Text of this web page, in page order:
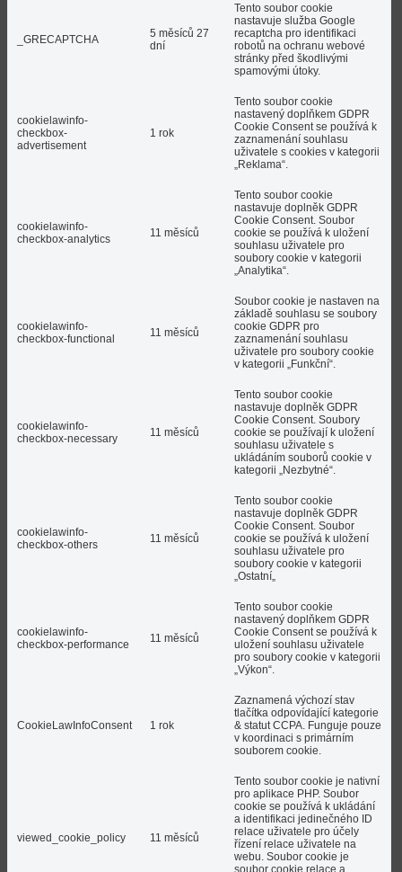
_GRECAPTCHA
5 měsíců 27
dní
Tento soubor cookie
nastavuje služba Google
recaptcha pro identifikaci
robotů na ochranu webové
stránky před škodlivými
spamovými útoky.
cookielawinfo-
checkbox-
advertisement
1 rok
Tento soubor cookie
nastavený doplňkem GDPR
Cookie Consent se používá k
zaznamenání souhlasu
uživatele s cookies v kategorii
„Reklama“.
cookielawinfo-
checkbox-analytics
11 měsíců
Tento soubor cookie
nastavuje doplněk GDPR
Cookie Consent. Soubor
cookie se používá k uložení
souhlasu uživatele pro
soubory cookie v kategorii
„Analytika“.
cookielawinfo-
checkbox-functional
11 měsíců
Soubor cookie je nastaven na
základě souhlasu se soubory
cookie GDPR pro
zaznamenání souhlasu
uživatele pro soubory cookie
v kategorii „Funkční“.
cookielawinfo-
checkbox-necessary
11 měsíců
Tento soubor cookie
nastavuje doplněk GDPR
Cookie Consent. Soubory
cookie se používají k uložení
souhlasu uživatele s
ukládáním souborů cookie v
kategorii „Nezbytné“.
cookielawinfo-
checkbox-others
11 měsíců
Tento soubor cookie
nastavuje doplněk GDPR
Cookie Consent. Soubor
cookie se používá k uložení
souhlasu uživatele pro
soubory cookie v kategorii
„Ostatní„
cookielawinfo-
checkbox-performance
11 měsíců
Tento soubor cookie
nastavený doplňkem GDPR
Cookie Consent se používá k
uložení souhlasu uživatele
pro soubory cookie v kategorii
„Výkon“.
CookieLawInfoConsent 1 rok
Zaznamená výchozí stav
tlačítka odpovídající kategorie
& statut CCPA. Funguje pouze
v koordinaci s primárním
souborem cookie.
viewed_cookie_policy 11 měsíců
Tento soubor cookie je nativní
pro aplikace PHP. Soubor
cookie se používá k ukládání
a identifikaci jedinečného ID
relace uživatele pro účely
řízení relace uživatele na
webu. Soubor cookie je
soubor cookie relace a